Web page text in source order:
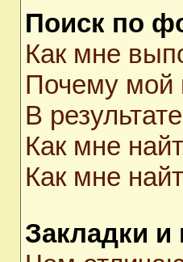
Поиск по
Как мне
Почему мой
В
Как мне
Как мне
Закладки